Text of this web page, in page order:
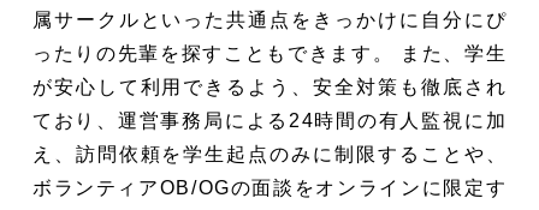
属サークルといった共通点をきっかけに自分にぴ
ったりの先輩を探すこともできます。 また、学生
が安心して利用できるよう、安全対策も徹底され
ており、運営事務局による24時間の有人監視に加
え、訪問依頼を学生起点のみに制限することや、
ボランティアOB/OGの面談をオンラインに限定す